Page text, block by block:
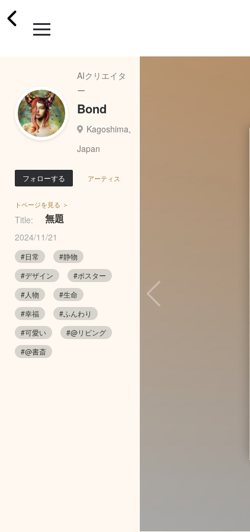
AIクリエイタ
ー
Bond
Kagoshima,
Japan
フォローする アーティス
トページを見る ＞
Title: 無題
2024/11/21
#日常
#静物
#デザイン
#ポスター
#人物
#生命
#幸福
#ふんわり
#可愛い
#@リビング
#@書斎